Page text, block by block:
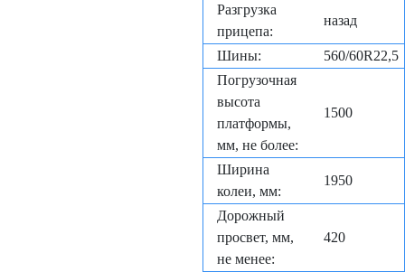
Разгрузка
прицепа:
назад
Шины:
560/60R22,5
Погрузочная
высота
платформы,
мм, не более:
1500
Ширина
колеи, мм:
1950
Дорожный
просвет, мм,
не менее:
420